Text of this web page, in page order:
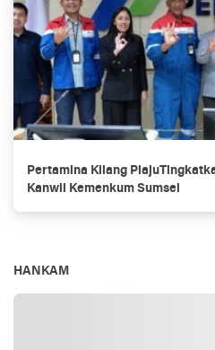
Pertamina Kilang
Kanwil Kemenkum Sumsel
HANKAM